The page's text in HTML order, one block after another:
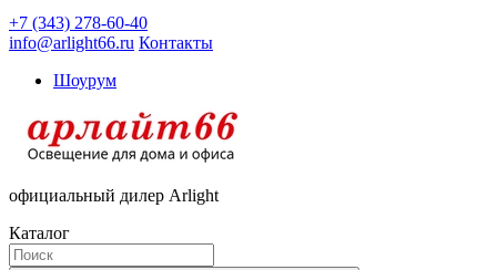
+7 (343) 278-60-40
info@arlight66.ru Контакты
Шоурум
официальный дилер Arlight
Каталог